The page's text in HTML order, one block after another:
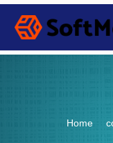
S
p
Home